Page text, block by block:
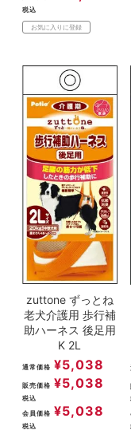
税込
お気に入りに登録
zuttone ずっとね
老犬介護用 歩行補
助ハーネス 後足用
K 2L
通常価格 ¥5,038
販売価格 ¥5,038
税込
会員価格 ¥5,038
税込